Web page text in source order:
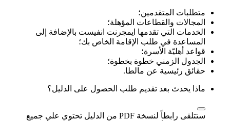
متطلبات المتقدمين؛
المجالات والقطاعات المؤهلة؛
الخدمات التي تقدمها ايمجرنت انفيست بالإضافة إلى
المساعدة في طلب الإقامة الخاص بك؛
قواعد أهليّة الأسرة؛
الجدول الزمني خطوة بخطوة؛
حقائق رئيسية عن مالطا.
ماذا يحدث بعد تقديم طلب الحصول على الدليل؟
ستتلقى رابطاً لنسخة PDF من الدليل تحتوي على جميع